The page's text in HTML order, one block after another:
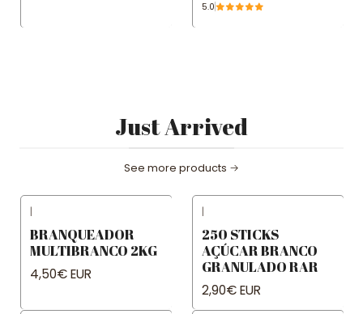
5.0
Just Arrived
See more products
|
BRANQUEADOR
MULTIBRANCO 2KG
4,50€ EUR
|
250 STICKS
AÇÚCAR BRANCO
GRANULADO RAR
2,90€ EUR